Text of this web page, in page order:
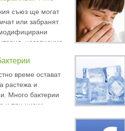
съюз ще могат
или забранят
независимо
вторник, след
време остават
растежа и
Много бактерии
и при ниски
време